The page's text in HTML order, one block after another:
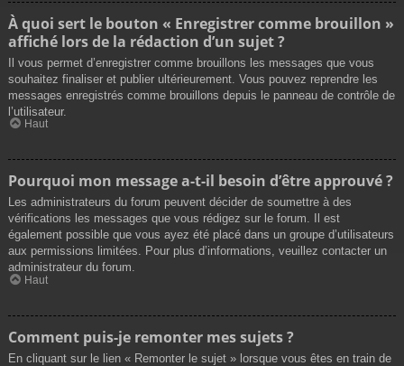
À quoi sert le bouton « Enregistrer comme brouillon »
affiché lors de la rédaction d’un sujet ?
Il vous permet d’enregistrer comme brouillons les messages que vous
souhaitez finaliser et publier ultérieurement. Vous pouvez reprendre les
messages enregistrés comme brouillons depuis le panneau de contrôle de
l’utilisateur.
Haut
Pourquoi mon message a-t-il besoin d’être approuvé ?
Les administrateurs du forum peuvent décider de soumettre à des
vérifications les messages que vous rédigez sur le forum. Il est
également possible que vous ayez été placé dans un groupe d’utilisateurs
aux permissions limitées. Pour plus d’informations, veuillez contacter un
administrateur du forum.
Haut
Comment puis-je remonter mes sujets ?
En cliquant sur le lien « Remonter le sujet » lorsque vous êtes en train de